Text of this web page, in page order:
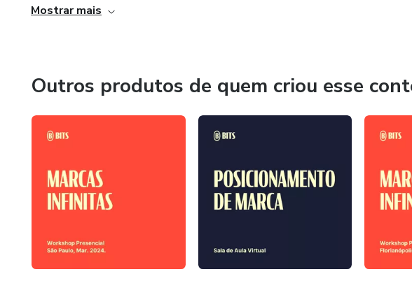
A principal estratégia é a consistência, que só é possível porque eu escolhi
As várias outras ferramentas, reflexões, táticas e dicas que me trouxeram
Espero te encontrar lá 🙂
Você encontra mais informações sobre mim em: https://www.linkedin.com/in/
Mostrar mais
Outros produtos de quem criou esse